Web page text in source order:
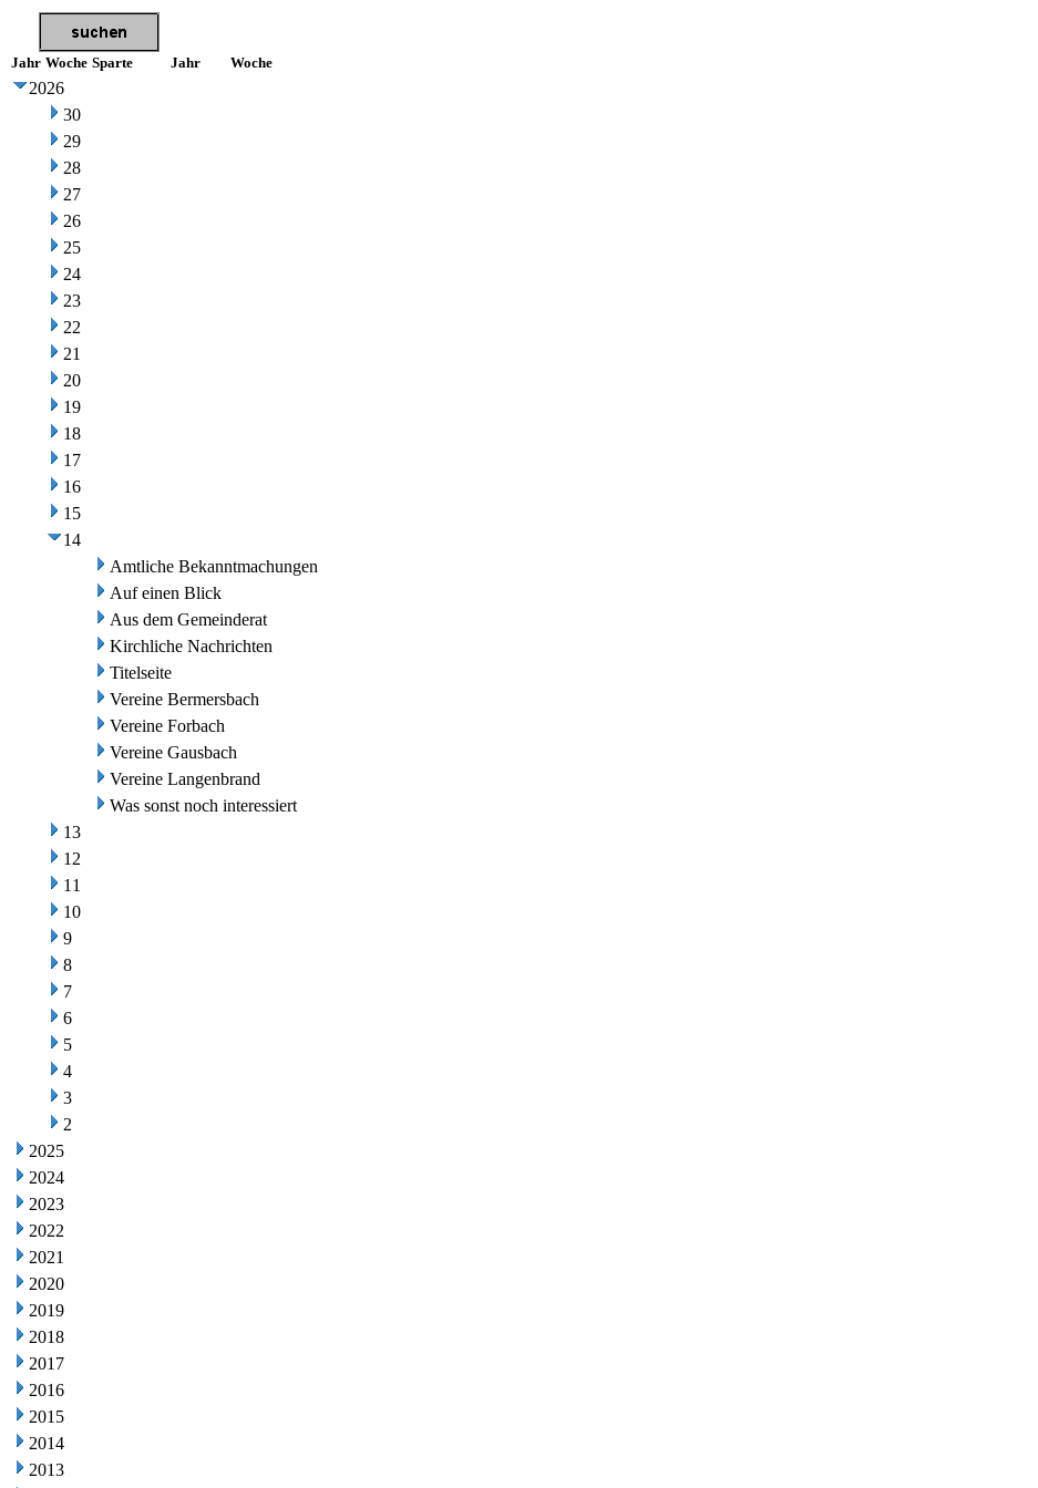
Jahr Woche Sparte Jahr Woche
2026
30
29
28
27
26
25
24
23
22
21
20
19
18
17
16
15
14
Amtliche Bekanntmachungen
Auf einen Blick
Aus dem Gemeinderat
Kirchliche Nachrichten
Titelseite
Vereine Bermersbach
Vereine Forbach
Vereine Gausbach
Vereine Langenbrand
Was sonst noch interessiert
13
12
11
10
9
8
7
6
5
4
3
2
2025
2024
2023
2022
2021
2020
2019
2018
2017
2016
2015
2014
2013